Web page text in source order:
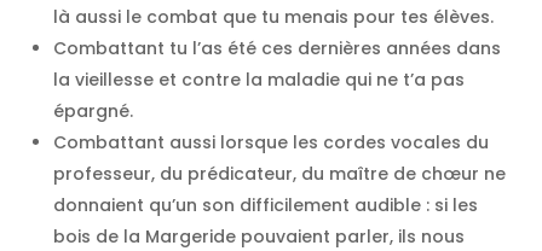
là aussi le combat que tu menais pour tes élèves.
Combattant tu l’as été ces dernières années dans
la vieillesse et contre la maladie qui ne t’a pas
épargné.
Combattant aussi lorsque les cordes vocales du
professeur, du prédicateur, du maître de chœur ne
donnaient qu’un son difficilement audible : si les
bois de la Margeride pouvaient parler, ils nous